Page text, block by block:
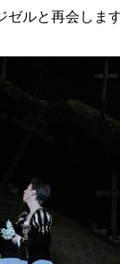
ルと再会します